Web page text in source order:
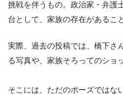
挑戦を伴うもの。政治家・弁護
台として、家族の存在があるこ
実際、過去の投稿では、橋下さ
る写真や、家族そろってのショ
そこには、ただのポーズではな